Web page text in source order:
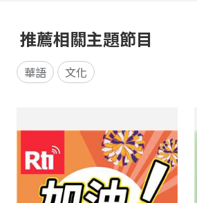
推薦相關主題節目
華語 文化